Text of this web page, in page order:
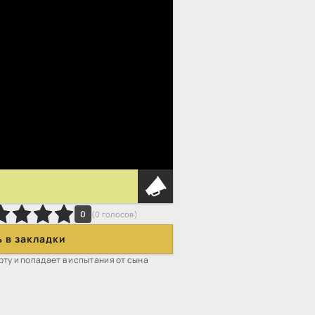
0 (0 голосов)
в закладки
и попадает в испытания от сына